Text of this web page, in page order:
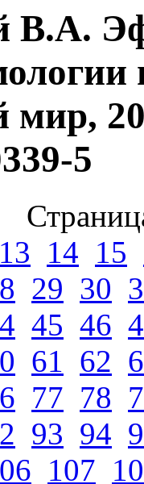
В.А.
5
13 14 15
29 30
45 46
61 62
77 78
93 94
107